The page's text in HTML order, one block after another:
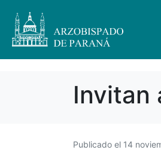
Invitan
Publicado el 14